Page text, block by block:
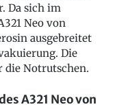
Da sich im
Neo von
ausgebreitet
Die
die Notrutschen.
A321 Neo von